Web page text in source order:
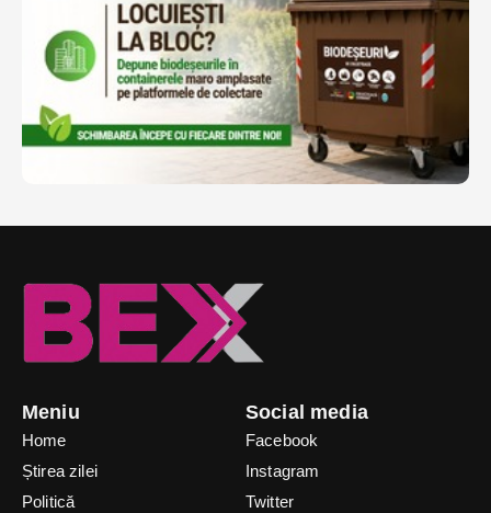
Meniu
Home
Știrea zilei
Politică
Social media
Facebook
Instagram
Twitter